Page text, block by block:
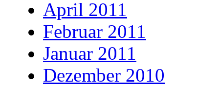
April 2011
Februar 2011
Januar 2011
Dezember 2010